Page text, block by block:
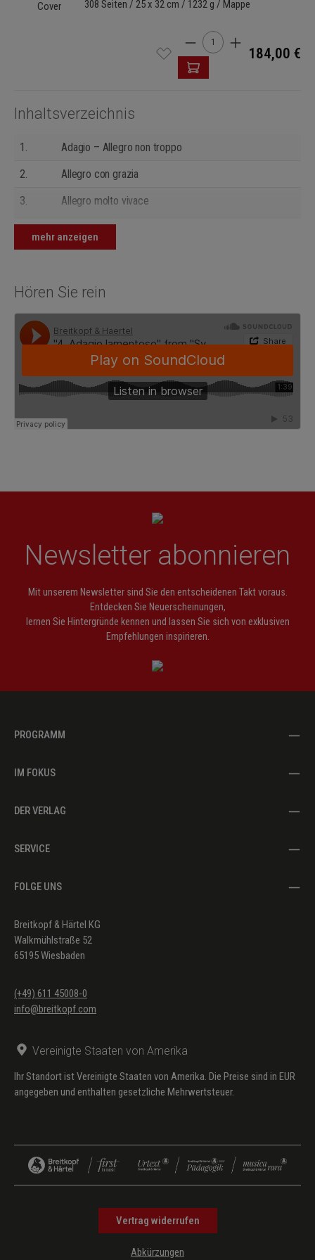
308 Seiten / 25 x 32 cm / 1232 g / Mappe
Produkt Anzahl: Gib den
184,00 €
Inhaltsverzeichnis
1.
Adagio – Allegro non troppo
2.
Allegro con grazia
3.
Allegro molto vivace
4.
Adagio lamentoso
mehr anzeigen
Hören Sie rein
Newsletter abonnieren
Mit unserem Newsletter sind Sie den entscheidenen Takt voraus.
Entdecken Sie Neuerscheinungen,
lernen Sie Hintergründe kennen und lassen Sie sich von exklusiven
Empfehlungen inspirieren.
PROGRAMM
IM FOKUS
DER VERLAG
SERVICE
FOLGE UNS
Breitkopf & Härtel KG
Walkmühlstraße 52
65195 Wiesbaden
(+49) 611 45008-0
info@breitkopf.com
Vereinigte Staaten von Amerika
Ihr Standort ist Vereinigte Staaten von Amerika. Die Preise sind in EUR
angegeben und enthalten gesetzliche Mehrwertsteuer.
Vertrag widerrufen
Abkürzungen